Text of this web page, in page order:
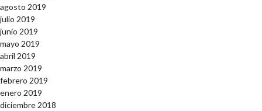
agosto 2019
julio 2019
junio 2019
mayo 2019
abril 2019
marzo 2019
febrero 2019
enero 2019
diciembre 2018